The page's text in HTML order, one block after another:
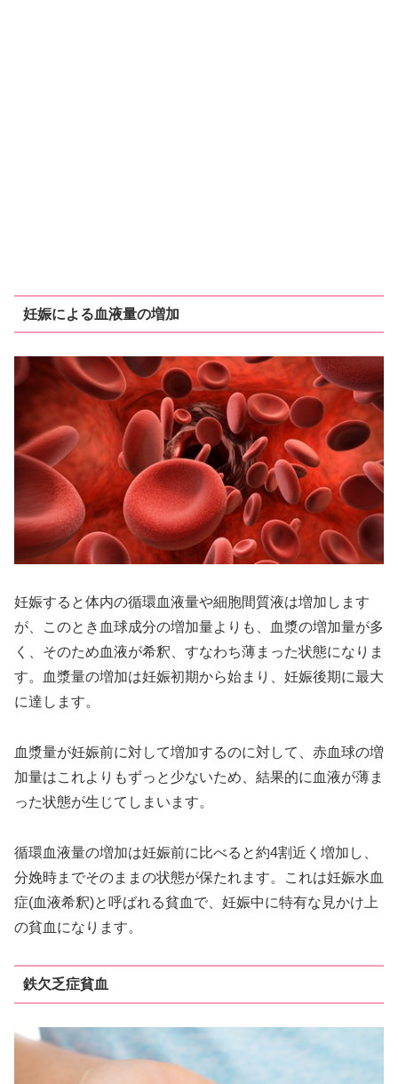
妊娠による血液量の増加
妊娠すると体内の循環血液量や細胞間質液は増加します
が、このとき血球成分の増加量よりも、血漿の増加量が多
く、そのため血液が希釈、すなわち薄まった状態になりま
す。血漿量の増加は妊娠初期から始まり、妊娠後期に最大
に達します。
血漿量が妊娠前に対して増加するのに対して、赤血球の増
加量はこれよりもずっと少ないため、結果的に血液が薄ま
った状態が生じてしまいます。
循環血液量の増加は妊娠前に比べると約4割近く増加し、
分娩時までそのままの状態が保たれます。これは妊娠水血
症(血液希釈)と呼ばれる貧血で、妊娠中に特有な見かけ上
の貧血になります。
鉄欠乏症貧血